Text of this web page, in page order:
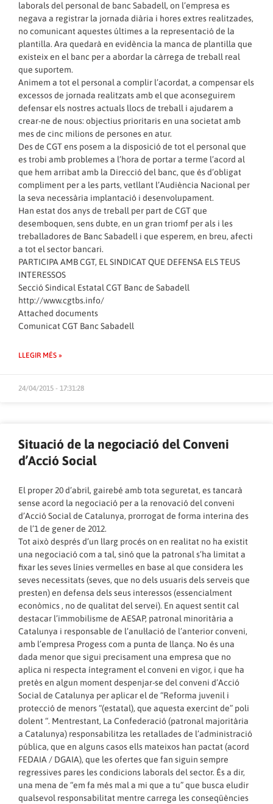
laborals del personal de banc Sabadell, on l’empresa es
negava a registrar la jornada diària i hores extres realitzades,
no comunicant aquestes últimes a la representació de la
plantilla. Ara quedarà en evidència la manca de plantilla que
existeix en el banc per a abordar la càrrega de treball real
que suportem.
Animem a tot el personal a complir l’acordat, a compensar els
excessos de jornada realitzats amb el que aconseguirem
defensar els nostres actuals llocs de treball i ajudarem a
crear-ne de nous: objectius prioritaris en una societat amb
mes de cinc milions de persones en atur.
Des de CGT ens posem a la disposició de tot el personal que
es trobi amb problemes a l’hora de portar a terme l’acord al
que hem arribat amb la Direcció del banc, que és d’obligat
compliment per a les parts, vetllant l’Audiència Nacional per
la seva necessària implantació i desenvolupament.
Han estat dos anys de treball per part de CGT que
desemboquen, sens dubte, en un gran triomf per als i les
treballadores de Banc Sabadell i que esperem, en breu, afecti
a tot el sector bancari.
PARTICIPA AMB CGT, EL SINDICAT QUE DEFENSA ELS TEUS
INTERESSOS
Secció Sindical Estatal CGT Banc de Sabadell
http://www.cgtbs.info/
Attached documents
Comunicat CGT Banc Sabadell
LLEGIR MÉS »
24/04/2015 - 17:31:28
Situació de la negociació del Conveni
d’Acció Social
El proper 20 d’abril, gairebé amb tota seguretat, es tancarà
sense acord la negociació per a la renovació del conveni
d’Acció Social de Catalunya, prorrogat de forma interina des
de l’1 de gener de 2012.
Tot això després d’un llarg procés on en realitat no ha existit
una negociació com a tal, sinó que la patronal s’ha limitat a
fixar les seves línies vermelles en base al que considera les
seves necessitats (seves, que no dels usuaris dels serveis que
presten) en defensa dels seus interessos (essencialment
econòmics , no de qualitat del servei). En aquest sentit cal
destacar l’immobilisme de AESAP, patronal minoritària a
Catalunya i responsable de l’anul·lació de l’anterior conveni,
amb l’empresa Progess com a punta de llança. No és una
dada menor que sigui precisament una empresa que no
aplica ni respecta íntegrament el conveni en vigor, i que ha
pretès en algun moment despenjar-se del conveni d’Acció
Social de Catalunya per aplicar el de “Reforma juvenil i
protecció de menors “(estatal), que aquesta exercint de” poli
dolent “. Mentrestant, La Confederació (patronal majoritària
a Catalunya) responsabilitza les retallades de l’administració
pública, que en alguns casos ells mateixos han pactat (acord
FEDAIA / DGAIA), que les ofertes que fan siguin sempre
regressives pares les condicions laborals del sector. És a dir,
una mena de “em fa més mal a mi que a tu” que busca eludir
qualsevol responsabilitat mentre carrega les conseqüències